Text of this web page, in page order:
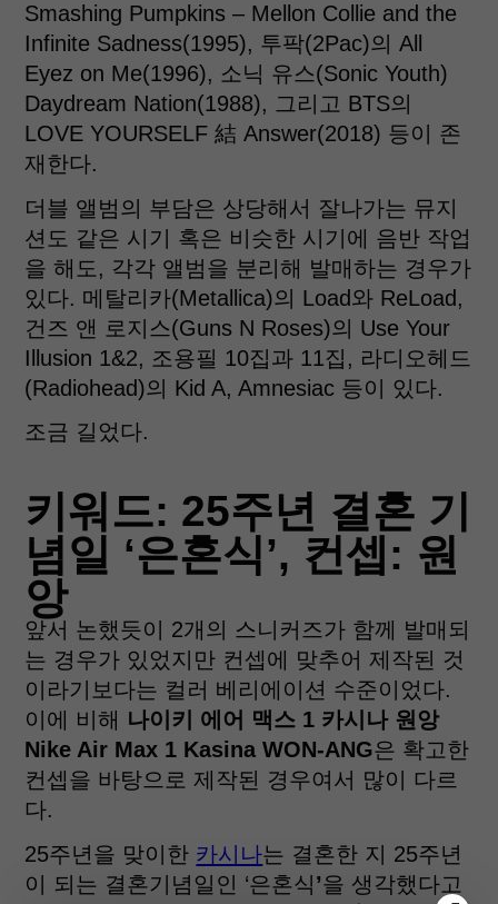
Smashing Pumpkins – Mellon Collie and the
Infinite Sadness(1995), 투팍(2Pac)의 All
Eyez on Me(1996), 소닉 유스(Sonic Youth)
Daydream Nation(1988), 그리고 BTS의
LOVE YOURSELF 結 Answer(2018) 등이 존
재한다.
더블 앨범의 부담은 상당해서 잘나가는 뮤지
션도 같은 시기 혹은 비슷한 시기에 음반 작업
을 해도, 각각 앨범을 분리해 발매하는 경우가
있다. 메탈리카(Metallica)의 Load와 ReLoad,
건즈 앤 로지스(Guns N Roses)의 Use Your
Illusion 1&2, 조용필 10집과 11집, 라디오헤드
(Radiohead)의 Kid A, Amnesiac 등이 있다.
조금 길었다.
키워드: 25주년 결혼 기
념일 ‘은혼식’, 컨셉: 원
앙
앞서 논했듯이 2개의 스니커즈가 함께 발매되
는 경우가 있었지만 컨셉에 맞추어 제작된 것
이라기보다는 컬러 베리에이션 수준이었다.
이에 비해 나이키 에어 맥스 1 카시나 원앙
Nike Air Max 1 Kasina WON-ANG은 확고한
컨셉을 바탕으로 제작된 경우여서 많이 다르
다.
25주년을 맞이한 카시나는 결혼한 지 25주년
이 되는 결혼기념일인 ‘은혼식’을 생각했다고